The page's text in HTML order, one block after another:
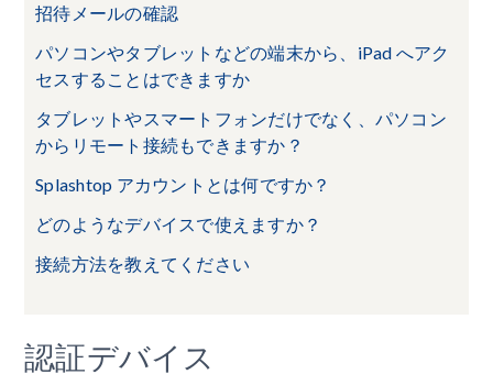
招待メールの確認
パソコンやタブレットなどの端末から、iPad へアク
セスすることはできますか
タブレットやスマートフォンだけでなく、パソコン
からリモート接続もできますか？
Splashtop アカウントとは何ですか？
どのようなデバイスで使えますか？
接続方法を教えてください
認証デバイス